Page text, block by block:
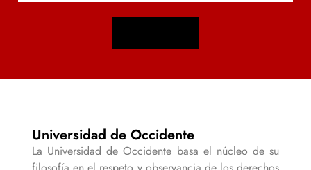
Universidad de Occidente
La Universidad de Occidente basa el núcleo de su